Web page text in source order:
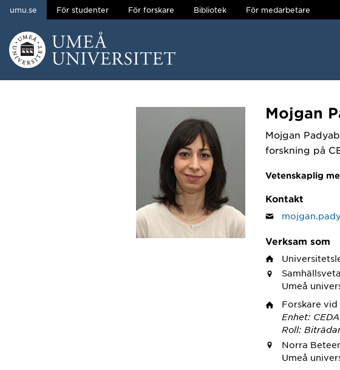
Hoppa direkt till innehållet
umu.se För studenter För forskare Bibliotek För medarbetare
Mojgan
Mojgan
forskning på
Vetenskaplig
Kontakt
Verksam som
Umeå
Forskare vid
Enhet:
Roll:
Norra
Umeå